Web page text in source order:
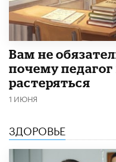
​Вам не
почему
растеряться
1 ИЮНЯ
ЗДОРОВЬЕ